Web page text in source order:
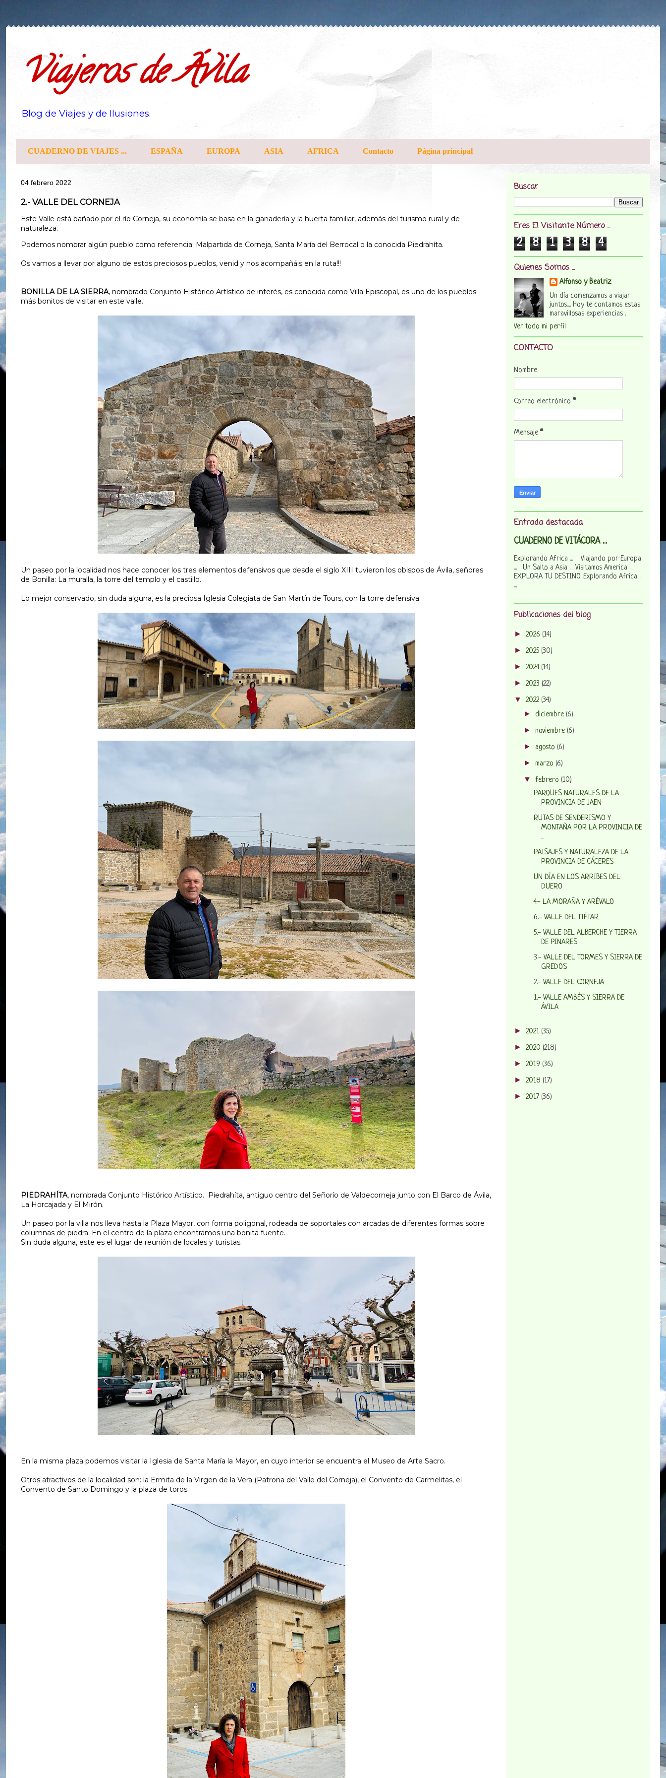
Viajeros de Ávila
Blog de Viajes y de Ilusiones.
CUADERNO DE VIAJES ... ESPAÑA EUROPA ASIA AFRICA Contacto Página principal
04 febrero 2022
2.- VALLE DEL CORNEJA
Este Valle está bañado por el río Corneja, su economía se basa en la ganadería y la huerta familiar, además del turismo rural y de
naturaleza.
Podemos nombrar algún pueblo como referencia: Malpartida de Corneja, Santa María del Berrocal o la conocida Piedrahíta.
Os vamos a llevar por alguno de estos preciosos pueblos, venid y nos acompañáis en la ruta!!!
BONILLA DE LA SIERRA, nombrado Conjunto Histórico Artístico de interés, es conocida como Villa Episcopal, es uno de los pueblos
más bonitos de visitar en este valle.
Un paseo por la localidad nos hace conocer los tres elementos defensivos que desde el siglo XIII tuvieron los obispos de Ávila, señores
de Bonilla: La muralla, la torre del templo y el castillo.
Lo mejor conservado, sin duda alguna, es la preciosa Iglesia Colegiata de San Martín de Tours, con la torre defensiva.
PIEDRAHÍTA, nombrada Conjunto Histórico Artístico. Piedrahíta, antiguo centro del Señorío de Valdecorneja junto con El Barco de Ávila,
La Horcajada y El Mirón.
Un paseo por la villa nos lleva hasta la Plaza Mayor, con forma poligonal, rodeada de soportales con arcadas de diferentes formas sobre
columnas de piedra. En el centro de la plaza encontramos una bonita fuente.
Sin duda alguna, este es el lugar de reunión de locales y turistas.
En la misma plaza podemos visitar la Iglesia de Santa María la Mayor, en cuyo interior se encuentra el Museo de Arte Sacro.
Otros atractivos de la localidad son: la Ermita de la Virgen de la Vera (Patrona del Valle del Corneja), el Convento de Carmelitas, el
Convento de Santo Domingo y la plaza de toros.
Buscar
Eres El Visitante Número ...
2 8 1 3 8 4
Quienes Somos ...
Alfonso y Beatriz
Un día comenzamos a viajar
juntos.... Hoy te contamos estas
maravillosas experiencias .
Ver todo mi perfil
CONTACTO
Nombre
Correo electrónico*
Mensaje*
Entrada destacada
CUADERNO DE VITÁCORA ...
Explorando Africa ... Viajando por Europa
... Un Salto a Asia .. Visitamos America ...
EXPLORA TU DESTINO. Explorando Africa ...
...
Publicaciones del blog
► 2026 (14)
► 2025 (30)
► 2024 (14)
► 2023 (22)
▼ 2022 (34)
► diciembre (6)
►noviembre (6)
► agosto (6)
►marzo (6)
▼febrero (10)
PARQUES NATURALES DE LA
PROVINCIA DE JAEN
RUTAS DE SENDERISMO Y
MONTAÑA POR LA PROVINCIA DE
...
PAISAJES Y NATURALEZA DE LA
PROVINCIA DE CÁCERES
UN DÍA EN LOS ARRIBES DEL
DUERO
4.- LA MORAÑA Y ARÉVALO
6.- VALLE DEL TIÉTAR
5.- VALLE DEL ALBERCHE Y TIERRA
DE PINARES
3.- VALLE DEL TORMES Y SIERRA DE
GREDOS
2.- VALLE DEL CORNEJA
1.- VALLE AMBÉS Y SIERRA DE
ÁVILA
► 2021 (35)
► 2020 (218)
► 2019 (36)
► 2018 (17)
► 2017 (36)